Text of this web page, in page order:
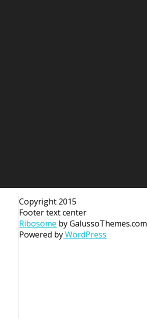
Copyright 2015
Footer text center
Ribosome by GalussoThemes.com
Powered byWordPress